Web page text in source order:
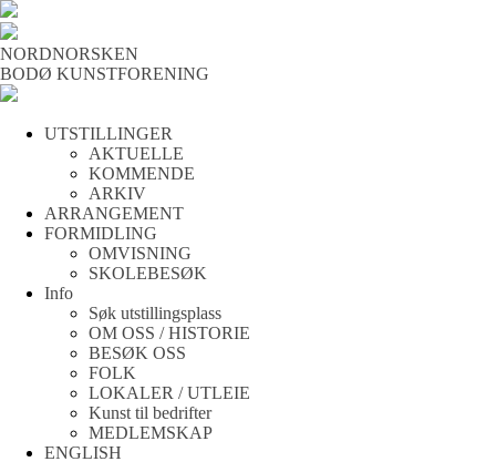
NORDNORSKEN
BODØ KUNSTFORENING
UTSTILLINGER
AKTUELLE
KOMMENDE
ARKIV
ARRANGEMENT
FORMIDLING
OMVISNING
SKOLEBESØK
Info
Søk utstillingsplass
OM OSS / HISTORIE
BESØK OSS
FOLK
LOKALER / UTLEIE
Kunst til bedrifter
MEDLEMSKAP
ENGLISH